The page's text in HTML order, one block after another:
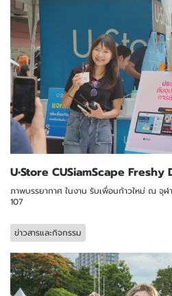
U•Store CUSiamScape
ภาพบรรยากาศ ในงาน รับเพื่อนก้าวใหม่ ณ จุ
107
ข่าวสารและกิจกรรม